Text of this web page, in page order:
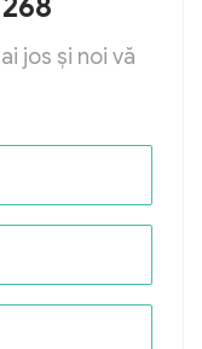
jos și noi vă